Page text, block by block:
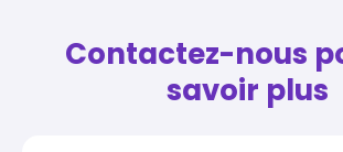
Contactez-nous
savoir plus